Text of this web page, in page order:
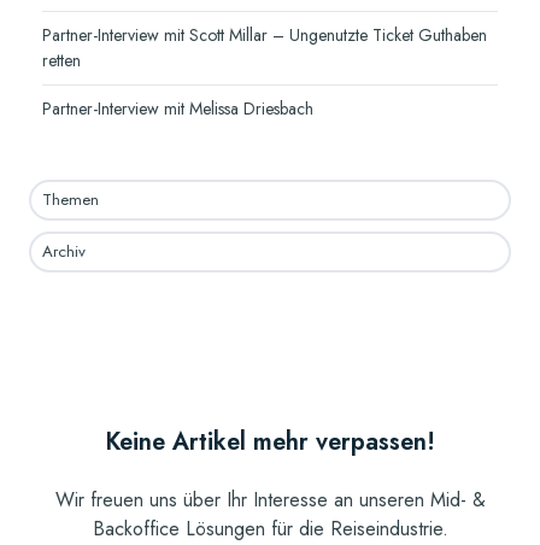
Partner-Interview mit Scott Millar – Ungenutzte Ticket Guthaben
retten
Partner-Interview mit Melissa Driesbach
Themen
Archiv
Keine Artikel mehr verpassen!
Wir freuen uns über Ihr Interesse an unseren Mid- &
Backoffice Lösungen für die Reiseindustrie.